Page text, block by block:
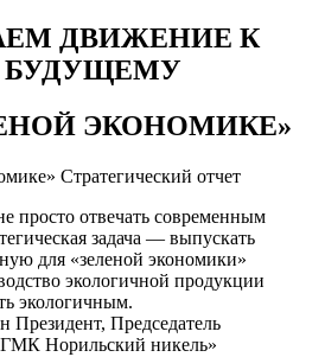
ДВИЖЕНИЕ К
БУДУЩЕМУ
ЭКОНОМИКЕ»
Стратегический отчет
просто отвечать современным
задача — выпускать
для «зеленой экономики»
экологичной продукции
экологичным.
Президент, Председатель
Норильский никель»